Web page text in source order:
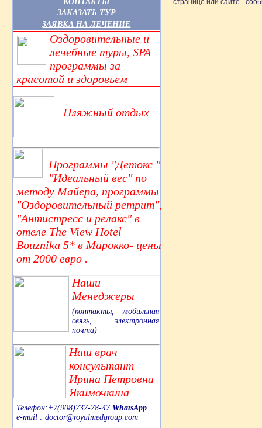
ЗАКАЗАТЬ ТУР
ЗАЯВКА НА ЛЕЧЕНИЕ
Оздоровительные и
лечебные туры, SPA
программы за
красотой и здоровьем
Пляжный отдых
Программы "Детокс "
"Идеальный вес" по
методу Майера, программы
"Оздоровительный ретрит",
"Антистресс и релакс" в
отеле The View Hotel
Bouznika 5* в Марокко- цены
от 2000 евро .
Наши
Менеджеры
(контакты, мобильная
связь, электронная
почта)
Наш врач
консультант
Ирина Петровна
Якимочкина
Телефон:+7(908)737-78-47 WhatsApp
e-mail : doctor@royalmedgroup.com
странице или сайте -